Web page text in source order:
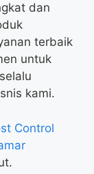
dan
terbaik
untuk
kami.
Control